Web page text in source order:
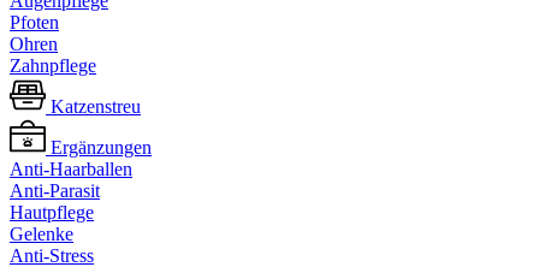
Pfoten
Ohren
Zahnpflege
Katzenstreu
Ergänzungen
Anti-Haarballen
Anti-Parasit
Hautpflege
Gelenke
Anti-Stress